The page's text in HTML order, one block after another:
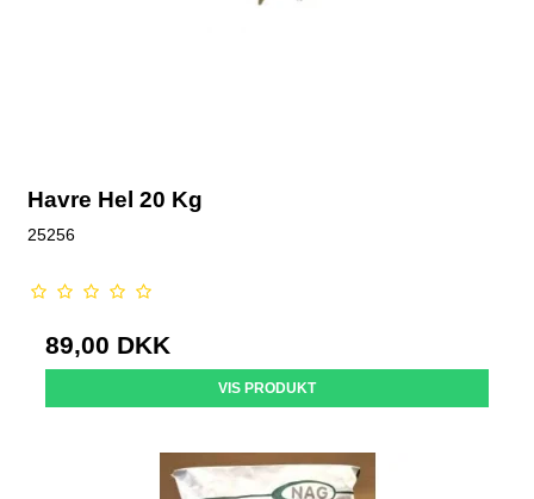
Havre Hel 20 Kg
25256
89,00 DKK
VIS PRODUKT